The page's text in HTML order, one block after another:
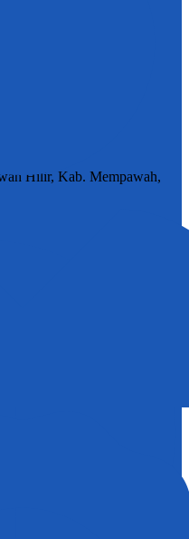
HILIR
Hilir, Kab. Mempawah,